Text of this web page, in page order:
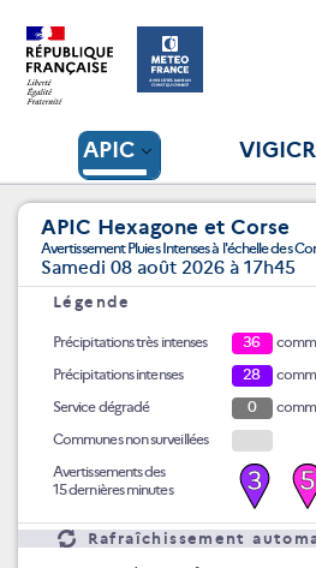
APIC
APIC Hexagone et Corse
Avertissement Pluies Intenses à l'échelle des
Samedi 08 août 2026 à 17h45
Légende
Précipitations très intenses 36
Précipitations intenses
28
Service dégradé
0
Communes non surveillées
Avertissements des
15 dernières minutes
3 5
Rafraîchissement